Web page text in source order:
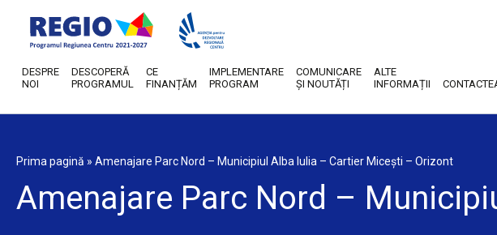
DESPRE
NOI
DESCOPERĂ
PROGRAMUL
CE
FINANȚĂM
IMPLEMENTARE
PROGRAM
COMUNICARE
ȘI NOUTĂȚI
ALTE
INFORMAȚII
Prima pagină » Amenajare Parc Nord – Municipiul Alba Iulia – Cartier Micești – Orizont
Amenajare Parc Nord –